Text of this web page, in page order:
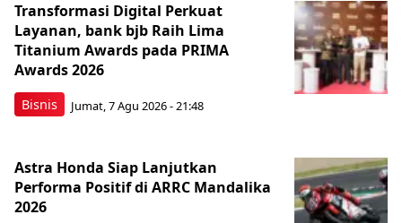
Bisnis
Transformasi Digital Perkuat
Layanan, bank bjb Raih Lima
Titanium Awards pada PRIMA
Awards 2026
Jumat, 7 Agu 2026 - 21:48
Astra Honda Siap Lanjutkan
Performa Positif di ARRC Mandalika
2026